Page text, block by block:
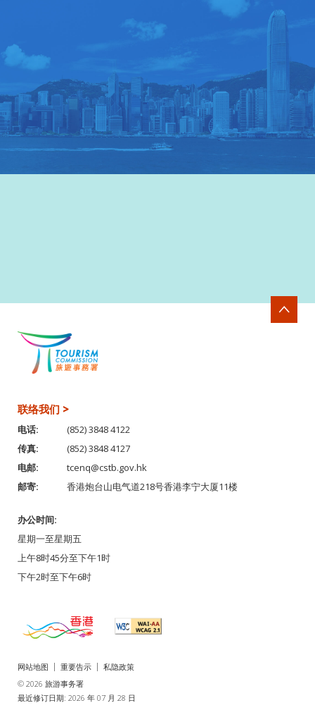
香港旅游發展局网站 >
联络我们 >
电话:
(852) 3848 4122
传真:
(852) 3848 4127
电邮:
tcenq@cstb.gov.hk
邮寄:
香港炮台山电气道218号香港李宁大厦11楼
办公时间:
星期一至星期五
上午8时45分至下午1时
下午2时至下午6时
网站地图 重要告示
私隐政策
© 2026 旅游事务署
最近修订日期: 2026 年 07 月 28 日